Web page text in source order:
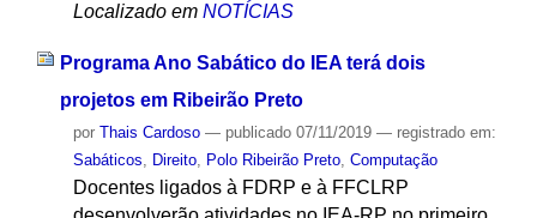
Localizado em NOTÍCIAS
Programa Ano Sabático do IEA terá dois
projetos em Ribeirão Preto
por Thais Cardoso — publicado07/11/2019 — registrado em:
Sabáticos, Direito, Polo Ribeirão Preto, Computação
Docentes ligados à FDRP e à FFCLRP